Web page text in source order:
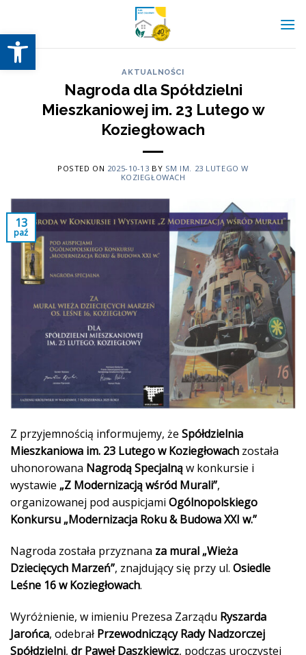
Otwórz pasek narzędzi
content
AKTUALNOŚCI
Nagroda dla Spółdzielni
Mieszkaniowej im. 23 Lutego w
Koziegłowach
POSTED ON 2025-10-13 BY SM IM. 23 LUTEGO W
KOZIEGŁOWACH
13
paź
Z przyjemnością informujemy, że Spółdzielnia
Mieszkaniowa im. 23 Lutego w Koziegłowach została
uhonorowana Nagrodą Specjalnąw konkursie i
wystawie „Z Modernizacją wśród Murali”,
organizowanej pod auspicjami Ogólnopolskiego
Konkursu „Modernizacja Roku & Budowa XXI w.”
Nagroda została przyznana za mural „Wieża
Dziecięcych Marzeń”, znajdujący się przy ul. Osiedle
Leśne 16 w Koziegłowach.
Wyróżnienie, w imieniu Prezesa Zarządu Ryszarda
Jarońca, odebrał Przewodniczący Rady Nadzorczej
Spółdzielni, dr Paweł Daszkiewicz, podczas uroczystej